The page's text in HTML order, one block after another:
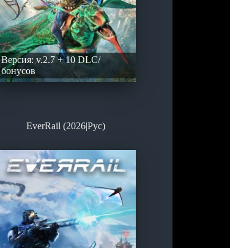
Версия: v.2.7 + 10 DLC/
бонусов
EverRail (2026|Рус)